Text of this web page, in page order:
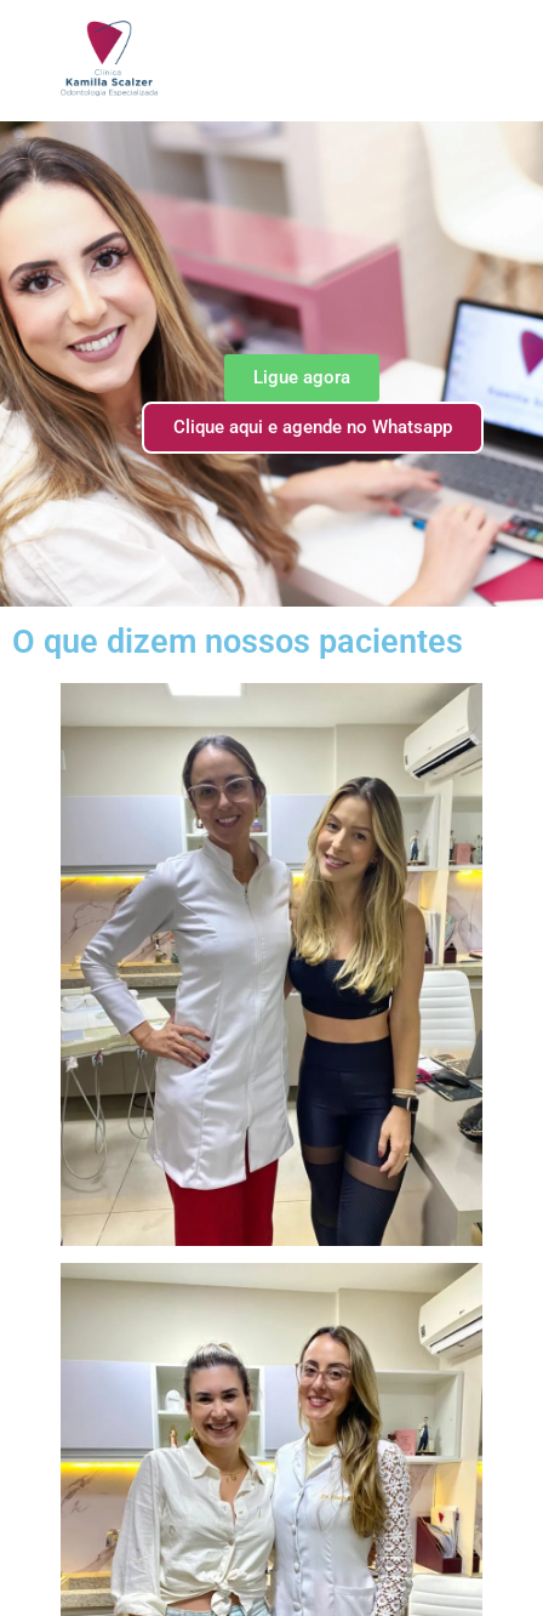
Ligue agora
Clique aqui e agende no Whatsapp
O que dizem nossos pacientes